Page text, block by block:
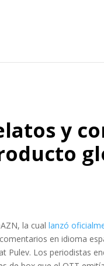
y
la cuallanzó
en idioma
Pulev. Los periodistas